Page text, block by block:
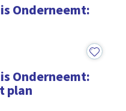
Onderneemt:
Onderneemt:
plan